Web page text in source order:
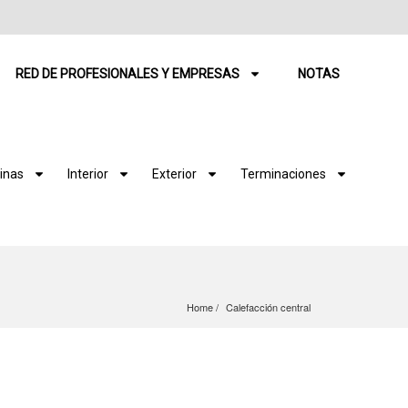
RED DE PROFESIONALES Y EMPRESAS NOTAS
Interior Exterior Terminaciones
Home Calefacción central